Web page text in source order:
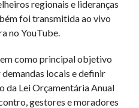
regionais e lideranças
foi transmitida ao vivo
no YouTube.
como principal objetivo
locais e definir
da Lei Orçamentária Anual
gestores e moradores